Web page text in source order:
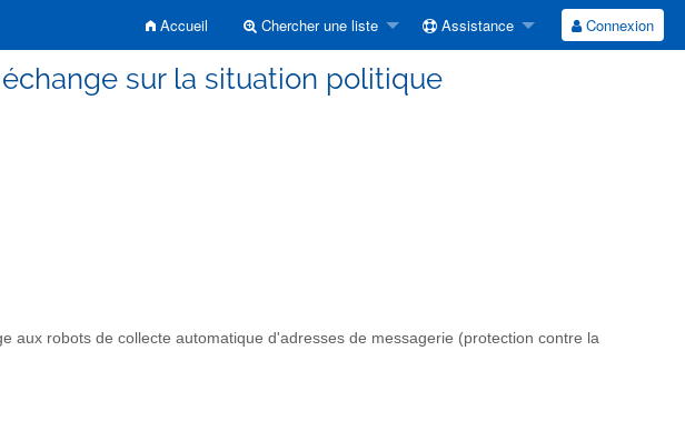
Accueil Chercher une liste Assistance Connexion
sur la situation politique
aux robots de collecte automatique d'adresses de messagerie (protection contre la